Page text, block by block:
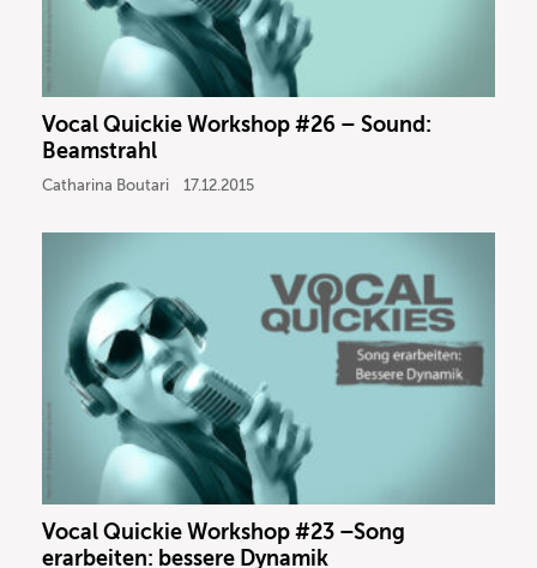
Vocal Quickie Workshop #26 – Sound:
Beamstrahl
Catharina Boutari 17.12.2015
Vocal Quickie Workshop #23 –Song
erarbeiten: bessere Dynamik